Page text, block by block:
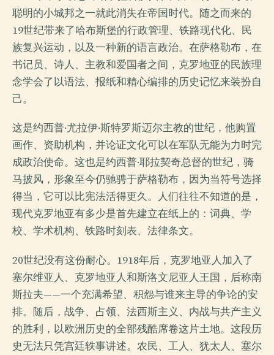
聪明的小城邦之一就此消失在帝国时代。随之而来的
19世纪带来了哈布斯堡的行政管理、铁路现代化、民
族复兴运动，以及一种新的语言政治。在萨格勒布，在
书记员、诗人、主教和爱国者之间，克罗地亚的民族理
念学会了以语法、报纸和精心编排的历史记忆来装扮自
己。
这是约西普·尤拉伊·斯特罗斯迈尔主教的世纪，他购置
画作、资助机构，并论证文化可以在军队无能为力时完
成政治使命。这也是约西普·耶拉契奇总督的世纪，骑
马披风，形象至今仍驰骋于萨格勒布，因为当符号选择
得当，它可以比宪法活得更久。人们往往不知道的是，
现代克罗地亚有多少是首先建立在纸上的：词典、学
校、学术机构、铁路时刻表、法律条文。
20世纪没有这份耐心。1918年后，克罗地亚人加入了
塞尔维亚人、克罗地亚人和斯洛文尼亚人王国，后称南
斯拉夫——一个充满希望、积怨与谁来主导的争论的安
排。随后，战争、占领、法西斯主义、内战与共产主义
的胜利，以欧洲历史的全部残酷席卷这片土地。这段历
史无法只凭宫廷轶事讲述。农民、工人、犹太人、塞尔